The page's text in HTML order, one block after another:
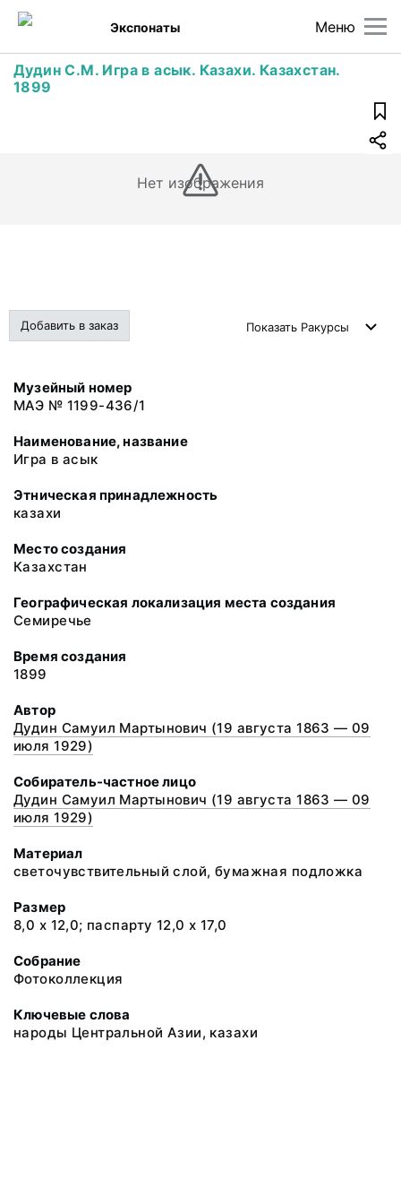
Меню
Экспонаты
Дудин С.М. Игра в асык. Казахи. Казахстан.
1899
Нет изображения
Добавить в заказ Показать Ракурсы
Музейный номер
МАЭ № 1199-436/1
Наименование, название
Игра в асык
Этническая принадлежность
казахи
Место создания
Казахстан
Географическая локализация места создания
Семиречье
Время создания
1899
Автор
Дудин Самуил Мартынович (19 августа 1863 — 09
июля 1929)
Собиратель-частное лицо
Дудин Самуил Мартынович (19 августа 1863 — 09
июля 1929)
Материал
светочувствительный слой, бумажная подложка
Размер
8,0 х 12,0; паспарту 12,0 х 17,0
Собрание
Фотоколлекция
Ключевые слова
народы Центральной Азии, казахи